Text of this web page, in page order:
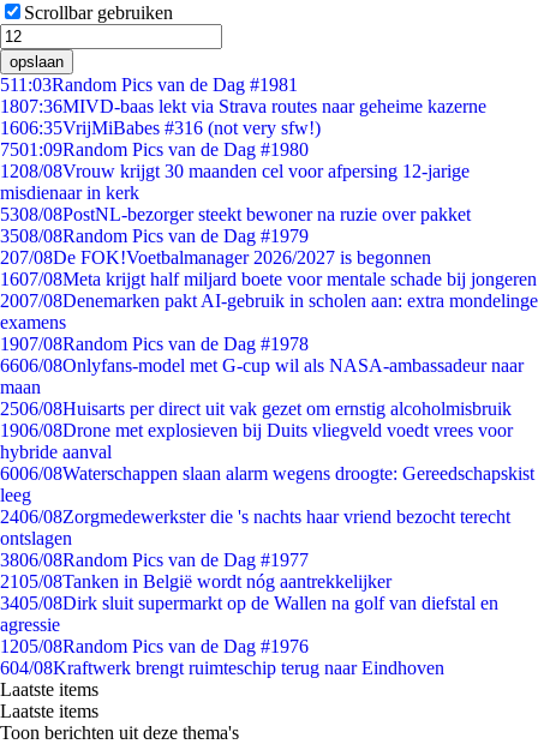
Scrollbar gebruiken
opslaan
511:03Random Pics van de Dag #1981
1807:36MIVD-baas lekt via Strava routes naar geheime kazerne
1606:35VrijMiBabes #316 (not very sfw!)
7501:09Random Pics van de Dag #1980
1208/08Vrouw krijgt 30 maanden cel voor afpersing 12-jarige
misdienaar in kerk
5308/08PostNL-bezorger steekt bewoner na ruzie over pakket
3508/08Random Pics van de Dag #1979
207/08De FOK!Voetbalmanager 2026/2027 is begonnen
1607/08Meta krijgt half miljard boete voor mentale schade bij jongeren
2007/08Denemarken pakt AI-gebruik in scholen aan: extra mondelinge
examens
1907/08Random Pics van de Dag #1978
6606/08Onlyfans-model met G-cup wil als NASA-ambassadeur naar
maan
2506/08Huisarts per direct uit vak gezet om ernstig alcoholmisbruik
1906/08Drone met explosieven bij Duits vliegveld voedt vrees voor
hybride aanval
6006/08Waterschappen slaan alarm wegens droogte: Gereedschapskist
leeg
2406/08Zorgmedewerkster die 's nachts haar vriend bezocht terecht
ontslagen
3806/08Random Pics van de Dag #1977
2105/08Tanken in België wordt nóg aantrekkelijker
3405/08Dirk sluit supermarkt op de Wallen na golf van diefstal en
agressie
1205/08Random Pics van de Dag #1976
604/08Kraftwerk brengt ruimteschip terug naar Eindhoven
Laatste items
Laatste items
Toon berichten uit deze thema's